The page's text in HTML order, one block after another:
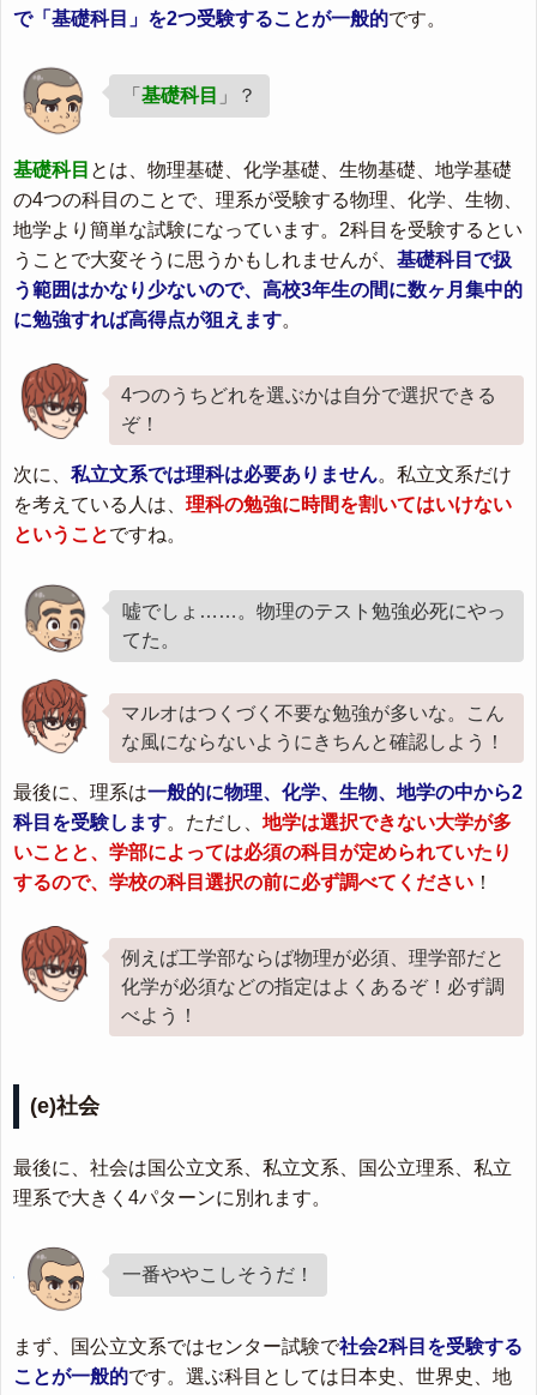
で「基礎科目」を2つ受験することが一般的です。
「 基礎科目 」？
基礎科目 とは、物理基礎、化学基礎、生物基礎、地学基礎
の4つの科目のことで、理系が受験する物理、化学、生物、
地学より簡単な試験になっています。2科目を受験するとい
うことで大変そうに思うかもしれませんが、 基礎科目で扱
う範囲はかなり少ないので、高校3年生の間に数ヶ月集中的
に勉強すれば高得点が狙えます。
4つのうちどれを選ぶかは自分で選択できる
ぞ！
次に、 私立文系では理科は必要ありません。私立文系だけ
を考えている人は、 理科の勉強に時間を割いてはいけない
ということですね。
嘘でしょ……。物理のテスト勉強必死にやっ
てた。
マルオはつくづく不要な勉強が多いな。こん
な風にならないようにきちんと確認しよう！
最後に、理系は一般的に物理、化学、生物、地学の中から2
科目を受験します。ただし、 地学は選択できない大学が多
いことと、学部によっては必須の科目が定められていたり
するので、学校の科目選択の前に必ず調べてください ！
例えば工学部ならば物理が必須、理学部だと
化学が必須などの指定はよくあるぞ！必ず調
べよう！
(e)社会
最後に、社会は国公立文系、私立文系、国公立理系、私立
理系で大きく4パターンに別れます。
一番ややこしそうだ！
まず、国公立文系ではセンター試験で社会2科目を受験する
ことが一般的です。選ぶ科目としては日本史、世界史、地